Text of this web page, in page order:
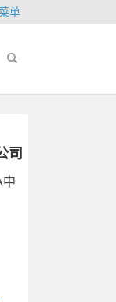
单
司
中